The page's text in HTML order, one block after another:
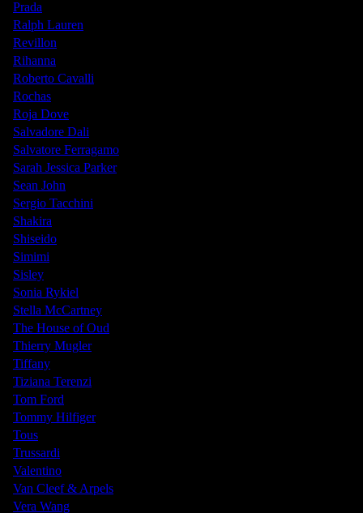
Prada
Ralph Lauren
Revillon
Rihanna
Roberto Cavalli
Rochas
Roja Dove
Salvadore Dali
Salvatore Ferragamo
Sarah Jessica Parker
Sean John
Sergio Tacchini
Shakira
Shiseido
Simimi
Sisley
Sonia Rykiel
Stella McCartney
The House of Oud
Thierry Mugler
Tiffany
Tiziana Terenzi
Tom Ford
Tommy Hilfiger
Tous
Trussardi
Valentino
Van Cleef & Arpels
Vera Wang